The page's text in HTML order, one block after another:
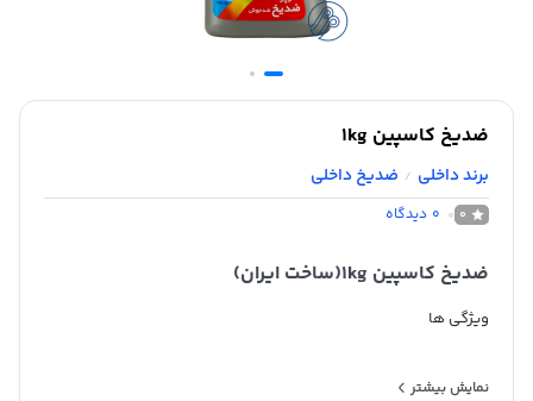
ضدیخ کاسپین 1kg
برند داخلی / ضدیخ داخلی
0
0 دیدگاه
ضدیخ کاسپین 1kg(ساخت ایران)
ویژگی ها
نمایش بیشتر